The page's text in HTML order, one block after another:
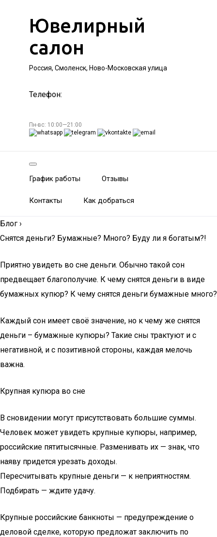
Ювелирный
салон
Россия, Смоленск, Ново-Московская улица
Телефон:
Пн-вс: 10:00—21:00
График работы Отзывы
Контакты Как добраться
Блог ›
Снятся деньги? Бумажные? Много? Буду ли я богатым?!
Приятно увидеть во сне деньги. Обычно такой сон
предвещает благополучие. К чему снятся деньги в виде
бумажных купюр? К чему снятся деньги бумажные много?
Каждый сон имеет своё значение, но к чему же снятся
деньги – бумажные купюры? Такие сны трактуют и с
негативной, и с позитивной стороны, каждая мелочь
важна.
Крупная купюра во сне
В сновидении могут присутствовать большие суммы.
Человек может увидеть крупные купюры, например,
российские пятитысячные. Разменивать их — знак, что
наяву придется урезать доходы.
Пересчитывать крупные деньги — к неприятностям.
Подбирать — ждите удачу.
Крупные российские банкноты — предупреждение о
деловой сделке, которую предложат заключить по